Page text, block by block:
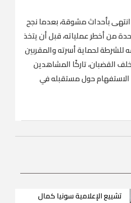
بأحداث مشوقة، بعدما نجح
من أخطر عملياته، قبل أن يتخذ
للشرطة لحماية أسرته والمقربين
القضبان، تاركًا المشاهدين
حول مستقبله في
تشييع الإعلامية سونيا كمال